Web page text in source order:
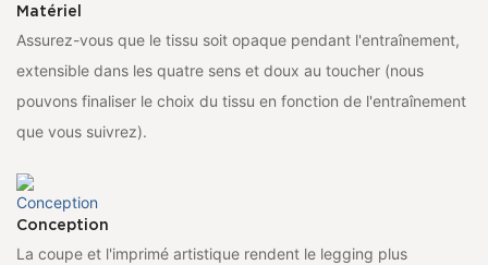
Matériel
Assurez-vous que le tissu soit opaque pendant l'entraînement,
extensible dans les quatre sens et doux au toucher (nous
pouvons finaliser le choix du tissu en fonction de l'entraînement
que vous suivrez).
Conception
La coupe et l'imprimé artistique rendent le legging plus